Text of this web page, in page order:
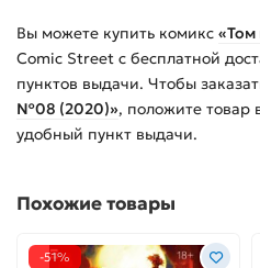
Вы можете купить комикс
Comic Street с бесплатной
пунктов выдачи. Чтобы
№08 (2020)», положите товар
удобный пункт выдачи.
Похожие товары
-51%